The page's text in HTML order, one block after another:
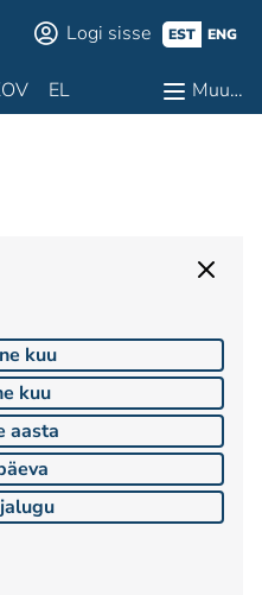
Logi sisse EST ENG
EL Muu…
kuu
kuu
aasta